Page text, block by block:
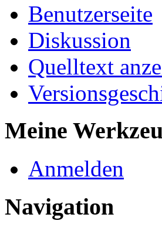
Benutzerseite
Diskussion
Quelltext
Meine
Anmelden
Navigation